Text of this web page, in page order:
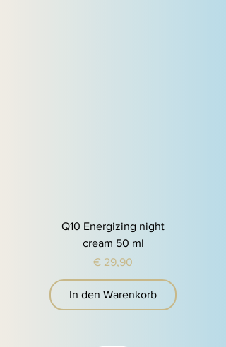
Q10 Energizing night
cream 50 ml
Preis
€ 29,90
In den Warenkorb